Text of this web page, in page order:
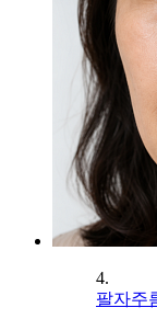
4.
팔자주